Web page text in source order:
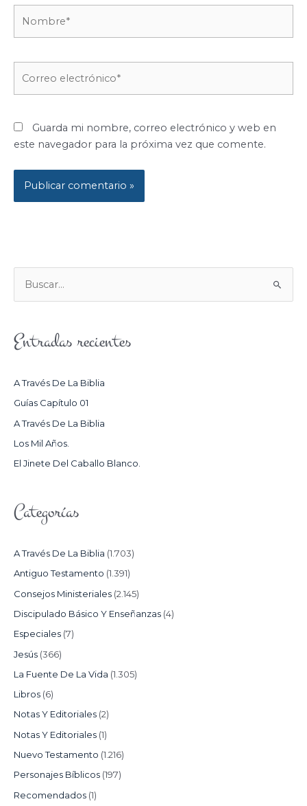
electrónico*
Guarda mi nombre, correo electrónico y web en
este navegador para la próxima vez que comente.
U
C
R
:
Entradas recientes
A Través De La Biblia
Guías Capítulo 01
A Través De La Biblia
Los Mil Años.
El Jinete Del Caballo Blanco.
Categorías
A Través De La Biblia (1.703)
Antiguo Testamento (1.391)
Consejos Ministeriales (2.145)
Discipulado Básico Y Enseñanzas (4)
Especiales (7)
Jesús (366)
La Fuente De La Vida (1.305)
Libros (6)
Notas Y Editoriales (2)
Notas Y Editoriales (1)
Nuevo Testamento (1.216)
Personajes Bíblicos (197)
Recomendados (1)